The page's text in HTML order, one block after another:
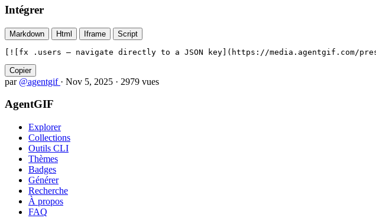
Intégrer
Markdown Html Iframe Script
[![fx .users — navigate directly to a JSON key](https://media.agentgif.com/
Copier
par @agentgif · Nov 5, 2025 · 2979 vues
AgentGIF
Explorer
Collections
Outils CLI
Thèmes
Badges
Générer
Recherche
À propos
FAQ